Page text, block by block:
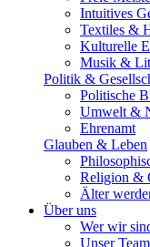
Intuitives
Textiles &
Kulturelle
Musik &
Politik &
Politische
Umwelt &
Ehrenamt
Glauben & Leben
Religion &
Älter
Über uns
Wer wir
Unser Team